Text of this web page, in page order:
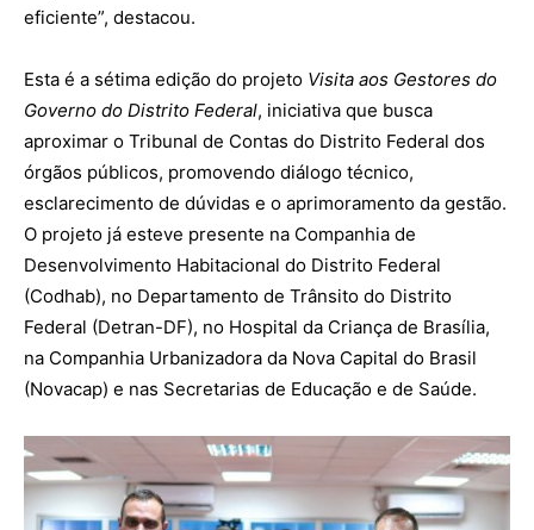
eficiente”, destacou.
Esta é a sétima edição do projeto Visita aos Gestores do
Governo do Distrito Federal, iniciativa que busca
aproximar o Tribunal de Contas do Distrito Federal dos
órgãos públicos, promovendo diálogo técnico,
esclarecimento de dúvidas e o aprimoramento da gestão.
O projeto já esteve presente na Companhia de
Desenvolvimento Habitacional do Distrito Federal
(Codhab), no Departamento de Trânsito do Distrito
Federal (Detran-DF), no Hospital da Criança de Brasília,
na Companhia Urbanizadora da Nova Capital do Brasil
(Novacap) e nas Secretarias de Educação e de Saúde.